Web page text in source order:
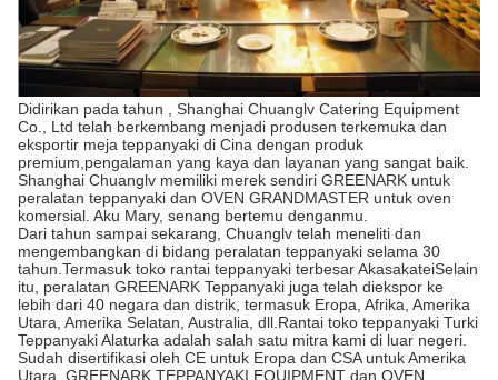
Didirikan pada tahun , Shanghai Chuanglv Catering Equipment
Co., Ltd telah berkembang menjadi produsen terkemuka dan
eksportir meja teppanyaki di Cina dengan produk
premium,pengalaman yang kaya dan layanan yang sangat baik.
Shanghai Chuanglv memiliki merek sendiri GREENARK untuk
peralatan teppanyaki dan OVEN GRANDMASTER untuk oven
komersial. Aku Mary, senang bertemu denganmu.
Dari tahun sampai sekarang, Chuanglv telah meneliti dan
mengembangkan di bidang peralatan teppanyaki selama 30
tahun.Termasuk toko rantai teppanyaki terbesar AkasakateiSelain
itu, peralatan GREENARK Teppanyaki juga telah diekspor ke
lebih dari 40 negara dan distrik, termasuk Eropa, Afrika, Amerika
Utara, Amerika Selatan, Australia, dll.Rantai toko teppanyaki Turki
Teppanyaki Alaturka adalah salah satu mitra kami di luar negeri.
Sudah disertifikasi oleh CE untuk Eropa dan CSA untuk Amerika
Utara, GREENARK TEPPANYAKI EQUIPMENT dan OVEN